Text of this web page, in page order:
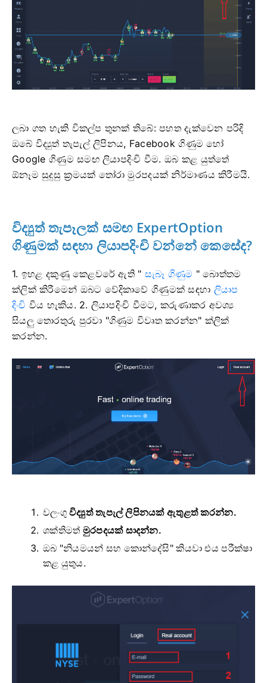
ලබා ගත හැකි විකල්ප තුනක් තිබේ: පහත දැක්වෙන පරිදි
ඔබේ විද්‍යුත් තැපැල් ලිපිනය, Facebook ගිණුම හෝ
Google ගිණුම සමඟ ලියාපදිංචි වීම. ඔබ කළ යුත්තේ
ඕනෑම සුදුසු ක්‍රමයක් තෝරා මුරපදයක් නිර්මාණය කිරීමයි.
විද්‍යුත් තැපෑලක් සමඟ ExpertOption
ගිණුමක් සඳහා ලියාපදිංචි වන්නේ කෙසේද?
1. ඉහළ දකුණු කෙළවරේ ඇති " සැබෑ ගිණුම " බොත්තම
ක්ලික් කිරීමෙන් ඔබට වේදිකාවේ ගිණුමක් සඳහා ලියාප
දිංචි විය හැකිය. 2. ලියාපදිංචි වීමට, කරුණාකර අවශ්‍ය
සියලු තොරතුරු පුරවා "ගිණුම විවෘත කරන්න" ක්ලික්
කරන්න.
වලංගුවිද්‍යුත් තැපැල් ලිපිනයක් ඇතුළත් කරන්න.
ශක්තිමත් මුරපදයක් සාදන්න.
ඔබ "නියමයන් සහ කොන්දේසි" කියවා එය පරීක්ෂා
කළ යුතුය.